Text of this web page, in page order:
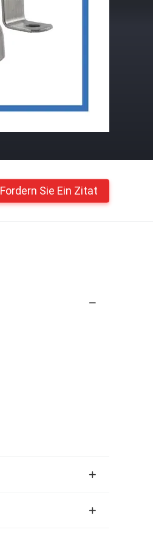
Fordern Sie Ein Zitat